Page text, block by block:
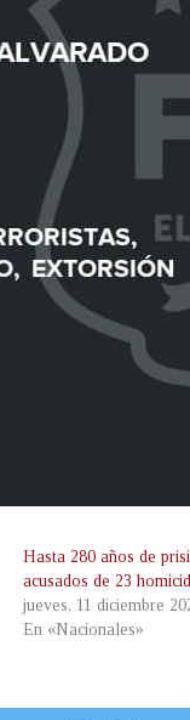
Hasta 280 años de
acusados de 23
jueves, 11 diciembre
En «Nacionales»